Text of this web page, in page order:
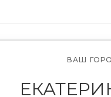
Плиты Сваи
ВАШ